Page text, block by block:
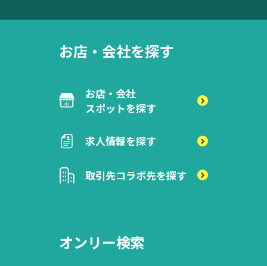
お店・会社を探す
お店・会社
スポットを探す
求人情報を探す
取引先コラボ先を探す
オンリー検索